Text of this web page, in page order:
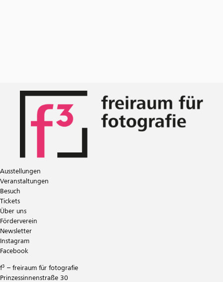
Ausstellungen
Veranstaltungen
Besuch
Tickets
Über uns
Förderverein
Newsletter
Instagram
Facebook
f³ – freiraum für fotografie
Prinzessinnenstraße 30